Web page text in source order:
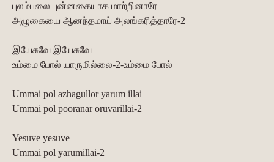
புலம்பலை புன்னகையாக மாற்றினாரே
அழுகையை ஆனந்தமாய் அலங்கரித்தாரே-2
இயேசுவே இயேசுவே
உம்மை போல் யாருமில்லை-2-உம்மை போல்
Ummai pol azhagullor yarum illai
Ummai pol pooranar oruvarillai-2
Yesuve yesuve
Ummai pol yarumillai-2